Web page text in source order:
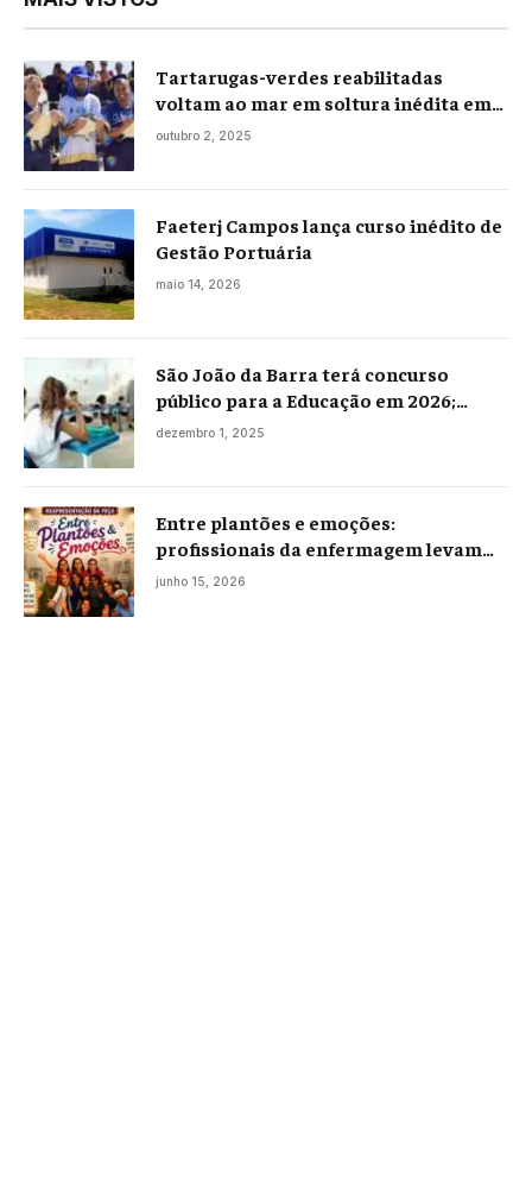
Tartarugas-verdes reabilitadas
voltam ao mar em soltura inédita em
Praia Seca
outubro 2, 2025
Faeterj Campos lança curso inédito de
Gestão Portuária
maio 14, 2026
São João da Barra terá concurso
público para a Educação em 2026;
projeto já está na Câmara
dezembro 1, 2025
Entre plantões e emoções:
profissionais da enfermagem levam
histórias reais ao palco em Campos
junho 15, 2026